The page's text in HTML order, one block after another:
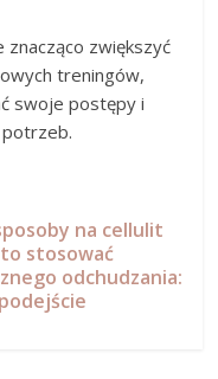
znacząco zwiększyć
treningów,
swoje postępy i
na cellulit
stosować
odchudzania: